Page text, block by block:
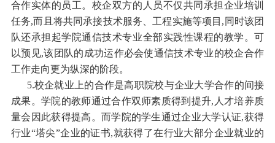
合作实体的员工。校企双方的人员不仅共同承担企业培训
任务,而且将共同承接技术服务、工程实施等项目,同时该团
队还承担起学院通信技术专业全部实践性课程的教学。可
以预见,该团队的成功运作必会使通信技术专业的校企合作
工作走向更为纵深的阶段。
5.校企就业上的合作是高职院校与企业大学合作的间接
成果。学院的教师通过合作双师素质得到提升,人才培养质
量会因此获得提高。而学院的学生通过企业大学认证,获得
行业“塔尖”企业的证书,就获得了在行业大部分企业就业的